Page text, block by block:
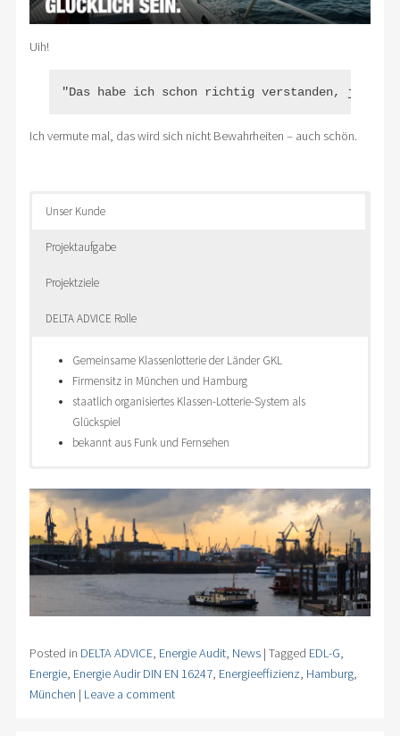
Uih!
"Das habe ich schon richtig verstanden, jetzt
Ich vermute mal, das wird sich nicht Bewahrheiten – auch schön.
Unser Kunde
Projektaufgabe
Projektziele
DELTA ADVICE Rolle
Gemeinsame Klassenlotterie der Länder GKL
Firmensitz in München und Hamburg
staatlich organisiertes Klassen-Lotterie-System als
Glückspiel
bekannt aus Funk und Fernsehen
Audit Periode 2020
beide Standorte in Deutschland
16247
Ausführungsbestimmungen der BAFA
Projektdurchführung
Vorort Auditierung
Identifikation von Einsparpotenzialen
Ermittlung des Gesamtenergieverbrauchs
Wirtschaftlichkeitsrechnung für Einsparpotenziale
Erstellen und Präsentation des Audit Berichts im
Management
Posted in DELTA ADVICE, Energie Audit, News | Tagged EDL-G,
Energie, Energie Audir DIN EN 16247, Energieeffizienz, Hamburg,
München | Leave a comment